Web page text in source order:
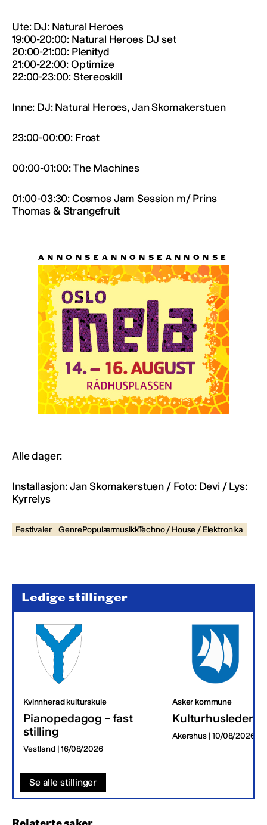
Ute: DJ: Natural Heroes
19:00-20:00: Natural Heroes DJ set
20:00-21:00: Plenityd
21:00-22:00: Optimize
22:00-23:00: Stereoskill
Inne: DJ: Natural Heroes, Jan Skomakerstuen
23:00-00:00: Frost
00:00-01:00: The Machines
01:00-03:30: Cosmos Jam Session m/ Prins
Thomas & Strangefruit
Alle dager:
Installasjon: Jan Skomakerstuen / Foto: Devi / Lys:
Kyrrelys
Festivaler GenrePopulærmusikkTechno / House / Elektronika
Ledige stillinger
Kvinnherad kulturskule
Pianopedagog – fast
stilling
Vestland | 16/08/2026
Asker kommune
Kulturhusleder
Akershus | 10/08/2026
Se alle stillinger